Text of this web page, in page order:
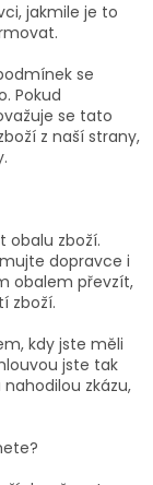
jakmile je to
se
Pokud
se tato
z naší strany,
obalu zboží.
dopravce i
obalem převzít,
zboží.
kdy jste měli
jste tak
zkázu,